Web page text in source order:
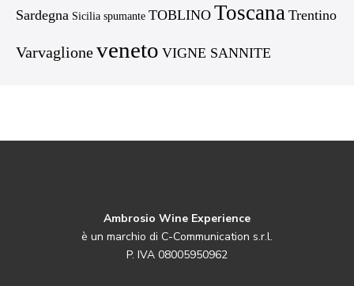
Sardegna Sicilia spumante TOBLINO Toscana Trentino
Varvaglioneveneto VIGNE SANNITE
Ambrosio Wine Experience
è un marchio di C-Communication s.r.l.
P. IVA 08005950962